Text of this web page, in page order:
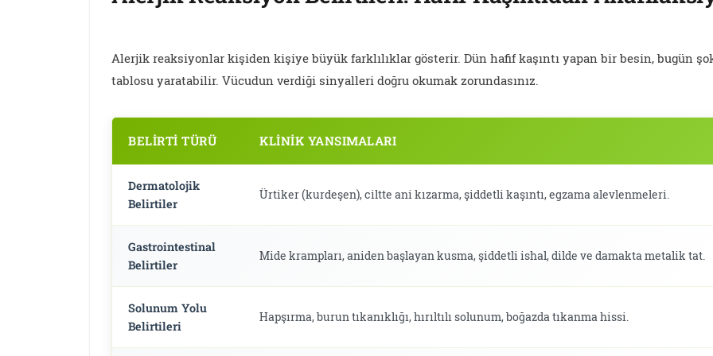
Alerjik reaksiyonlar kişiden kişiye büyük farklılıklar gösterir. Dün hafif kaşıntı yapan bir besin, bugün
tablosu yaratabilir. Vücudun verdiği sinyalleri doğru okumak zorundasınız.
BELIRTI TÜRÜ KLINIK YANSIMALARI
Dermatolojik
Belirtiler
Ürtiker (kurdeşen), ciltte ani kızarma, şiddetli kaşıntı, egzama alevlenmeleri.
Gastrointestinal
Belirtiler
Mide krampları, aniden başlayan kusma, şiddetli ishal, dilde ve damakta metalik tat.
Solunum Yolu
Belirtileri
Hapşırma, burun tıkanıklığı, hırıltılı solunum, boğazda tıkanma hissi.